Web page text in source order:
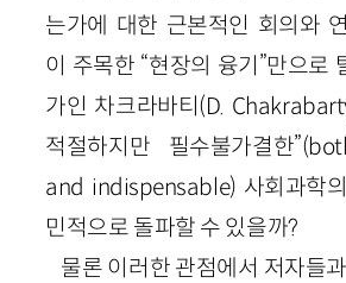
는가에 대한 근본적인 회의와
이 주목한 “현장의 융기”만으로
가인 차크라바티(D.
적절하지만 필수불가결한
and indispensable) 사회과학
민적으로 돌파할 수 있을까?
물론 이러한 관점에서 저자들